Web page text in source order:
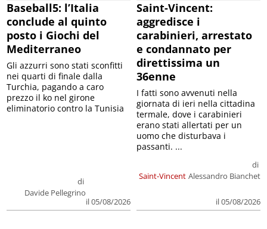
Baseball5: l’Italia
conclude al quinto
posto i Giochi del
Mediterraneo
di
Davide Pellegrino
il 05/08/2026
Gli azzurri sono stati sconfitti
nei quarti di finale dalla
Turchia, pagando a caro
prezzo il ko nel girone
eliminatorio contro la Tunisia
Saint-Vincent:
aggredisce i
carabinieri, arrestato
e condannato per
direttissima un
36enne
Saint-Vincent
di
Alessandro Bianchet
il 05/08/2026
I fatti sono avvenuti nella
giornata di ieri nella cittadina
termale, dove i carabinieri
erano stati allertati per un
uomo che disturbava i
passanti. ...